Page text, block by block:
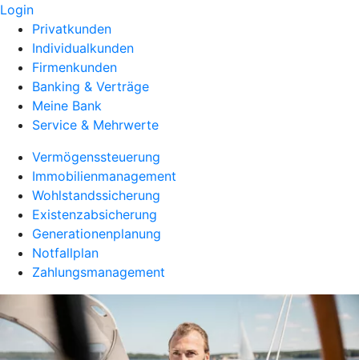
Login
Privatkunden
Individualkunden
Firmenkunden
Banking & Verträge
Meine Bank
Service & Mehrwerte
Vermögenssteuerung
Immobilienmanagement
Wohlstandssicherung
Existenzabsicherung
Generationenplanung
Notfallplan
Zahlungsmanagement